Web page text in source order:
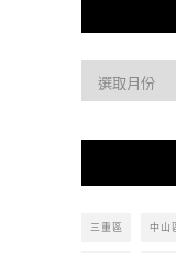
去
三重區 中山